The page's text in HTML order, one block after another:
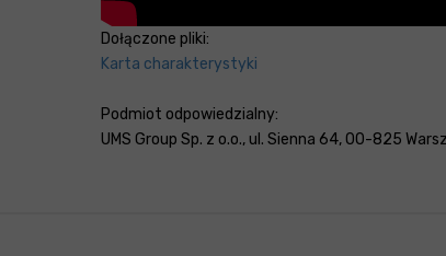
Dołączone pliki:
Karta charakterystyki
Podmiot odpowiedzialny:
UMS Group Sp. z o.o., ul. Sienna 64, 00-825